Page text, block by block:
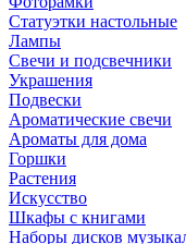
Статуэтки настольные
Лампы
Свечи и подсвечники
Украшения
Подвески
Ароматические свечи
Ароматы для дома
Горшки
Растения
Искусство
Шкафы с книгами
Наборы дисков